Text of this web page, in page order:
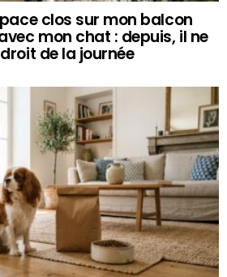
clos sur mon balcon
mon chat : depuis, il ne
de la journée